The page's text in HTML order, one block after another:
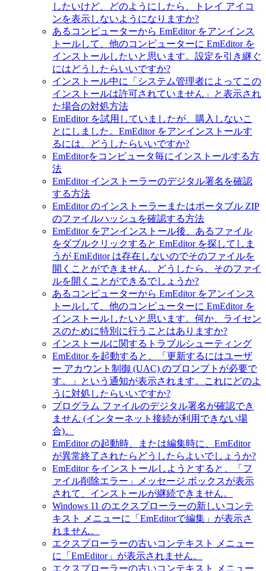
したいけど、どのようにしたら、トレイ アイコ
ンを表示しないようになりますか?
あるコンピューターから EmEditor をアンインス
トールして、他のコンピューターに EmEditor を
インストールしたいと思います。設定を引き継ぐ
にはどうしたらいいですか?
インストール中に「システム管理者によってこの
インストールは許可されていません」と表示され
た場合の対処方法
EmEditor を試用していましたが、購入しないこ
とにしました。EmEditor をアンインストールす
るには、どうしたらいいですか?
EmEditorをコンピュータ毎にインストールする方
法
EmEditor インストーラーのデジタル署名を確認
する方法
EmEditor のインストーラーまたはポータブル ZIP
のファイルハッシュを確認する方法
EmEditor をアンインストール後、あるファイル
をダブルクリックすると EmEditor を探してしま
うが EmEditor は存在しないのでそのファイルを
開くことができません。どうしたら、そのファイ
ルを開くことができるでしょうか?
あるコンピューターから EmEditor をアンインス
トールして、他のコンピューターに EmEditor を
インストールしたいと思います。何か、ライセン
スのために特別に行うことはありますか?
インストールに関するトラブルシューティング
EmEditor を起動すると、「更新するにはユーザ
ー アカウント制御 (UAC) のプロンプトが必要で
す。」という通知が表示されます。これにどのよ
うに対処したらいいですか?
プログラム ファイルのデジタル署名が確認でき
ません (インターネット接続が利用できない場
合)。
EmEditor の起動時、または編集時に、EmEditor
が異常終了されたらどうしたらよいでしょうか?
EmEditor をインストールしようとすると、「フ
ァイル削除エラー」メッセージ ボックスが表示
されて、インストールが継続できません。
Windows 11 のエクスプローラーの新しいコンテ
キスト メニューに「EmEditorで編集」が表示さ
れません。
エクスプローラーの古いコンテキスト メニュー
に「EmEditor」が表示されません。
エクスプローラーの古いコンテキスト メニュー